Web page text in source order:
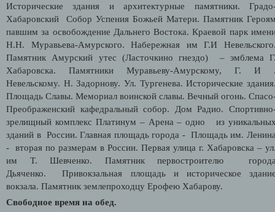
Исторические здания и архитектурные памятники.
Хабаровский Собор Успения Божьей Матери. Памятник
павшим за освобождение Дальнего Востока. Краевой парк
Н.Н. Муравьева-Амурского. Набережная им Г.И
Памятник Амурский утес (Ласточкино гнездо) – эмблема
Хабаровска. Памятники Муравьеву-Амурскому, Г. И
Невельскому. Н. Задорнову. Ул. Тургенева. Исторические
Площадь Славы. Мемориал воинской славы. Вечный огонь.
Преображенский кафедральный собор. Дом Радио.
зрелищный комплекс Платинум – Арена – одно из
зданий в России. Главная площадь города - Площадь им.
- вторая по размерам в России. Первая улица г. Хабаровска –
им Т. Шевченко. Памятник первостроителю
Дьяченко. Привокзальная площадь и историческое
вокзала. Памятник землепроходцу Ерофею Хабарову.
Свободное время на обед.